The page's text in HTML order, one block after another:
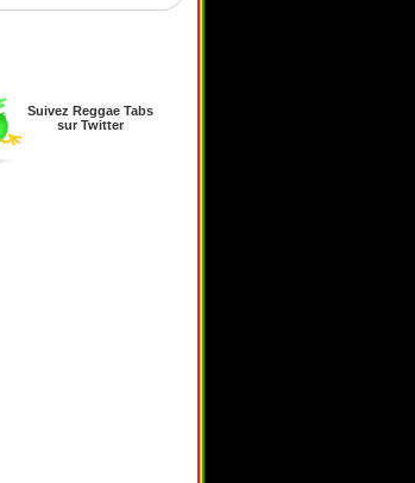
Suivez Reggae Tabs
sur Twitter